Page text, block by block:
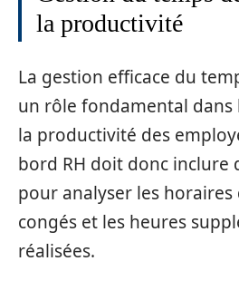
la productivité
La gestion efficace du
un rôle fondamental dans
la productivité des
bord RH doit donc inclure
pour analyser les horaires
congés et les heures
réalisées.